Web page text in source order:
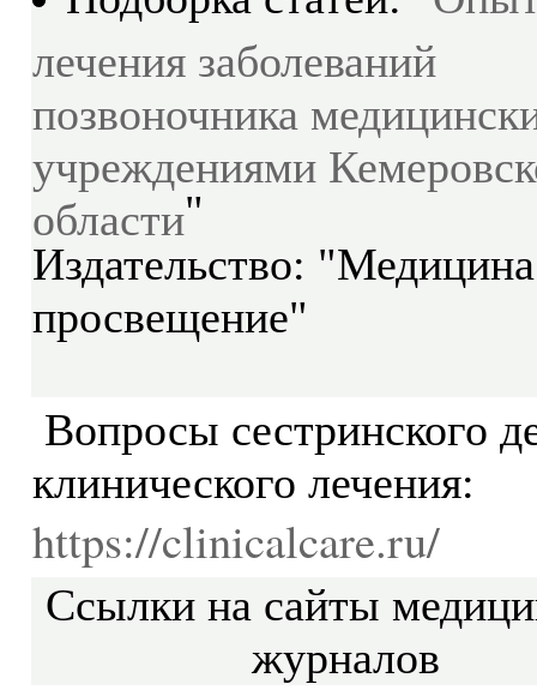
лечения заболеваний
позвоночника
учреждениями
области"
Издательство:
просвещение"
Вопросы сестринского
клинического лечения:
https://clinicalcare.ru/
Ссылки на сайты
журналов